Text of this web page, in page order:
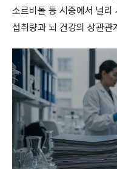
소르비톨 등 시중에서 널리
섭취량과 뇌 건강의 상관관